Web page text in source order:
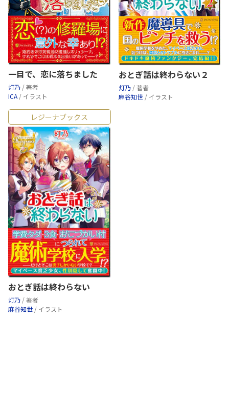
一目で、恋に落ちました
灯乃 / 著者
ICA / イラスト
おとぎ話は終わらない２
灯乃 / 著者
麻谷知世 / イラスト
レジーナブックス
おとぎ話は終わらない
灯乃 / 著者
麻谷知世 / イラスト